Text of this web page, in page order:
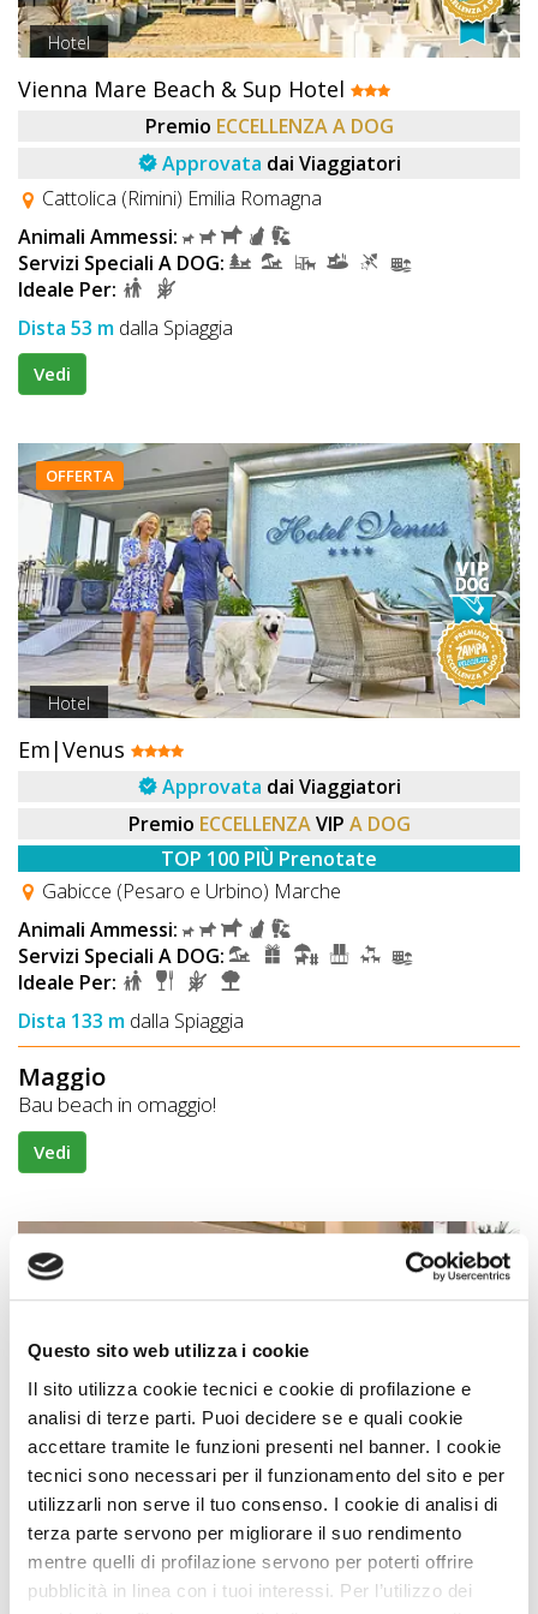
Questo sito web utilizza i cookie
Il sito utilizza cookie tecnici e cookie di profilazione e
analisi di terze parti. Puoi decidere se e quali cookie
accettare tramite le funzioni presenti nel banner. I cookie
tecnici sono necessari per il funzionamento del sito e per
utilizzarli non serve il tuo consenso. I cookie di analisi di
terza parte servono per migliorare il suo rendimento
mentre quelli di profilazione servono per poterti offrire
pubblicità in linea con i tuoi interessi. Per l’utilizzo dei
Hotel
Vienna Mare Beach & Sup Hotel
Premio ECCELLENZA A DOG
Approvata dai Viaggiatori
Cattolica (Rimini) Emilia Romagna
Animali Ammessi:
Servizi Speciali A DOG:
Ideale Per:
Dista 53 m dalla Spiaggia
Vedi
OFFERTA
Hotel
Em|Venus
Approvata dai Viaggiatori
Premio ECCELLENZA VIP A DOG
TOP 100 PIÙ Prenotate
Gabicce (Pesaro e Urbino) Marche
Animali Ammessi:
Servizi Speciali A DOG:
Ideale Per:
Dista 133 m dalla Spiaggia
Maggio
Bau beach in omaggio!
Vedi
OFFERTA
Hotel
Em|Europa Monetti
PremioECCELLENZA A DOG
Approvata dai Viaggiatori